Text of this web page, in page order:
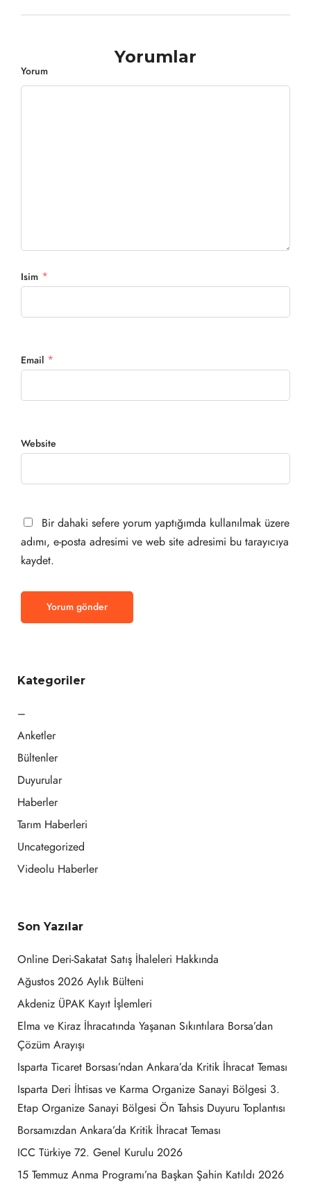
Yorumlar
Yorum
Isim *
Email *
Website
Bir dahaki sefere yorum yaptığımda kullanılmak üzere
adımı, e-posta adresimi ve web site adresimi bu tarayıcıya
kaydet.
Kategoriler
–
Anketler
Bültenler
Duyurular
Haberler
Tarım Haberleri
Uncategorized
Videolu Haberler
Son Yazılar
Online Deri-Sakatat Satış İhaleleri Hakkında
Ağustos 2026 Aylık Bülteni
Akdeniz ÜPAK Kayıt İşlemleri
Elma ve Kiraz İhracatında Yaşanan Sıkıntılara Borsa’dan
Çözüm Arayışı
Isparta Ticaret Borsası’ndan Ankara’da Kritik İhracat Teması
Isparta Deri İhtisas ve Karma Organize Sanayi Bölgesi 3.
Etap Organize Sanayi Bölgesi Ön Tahsis Duyuru Toplantısı
Borsamızdan Ankara’da Kritik İhracat Teması
ICC Türkiye 72. Genel Kurulu 2026
15 Temmuz Anma Programı’na Başkan Şahin Katıldı 2026